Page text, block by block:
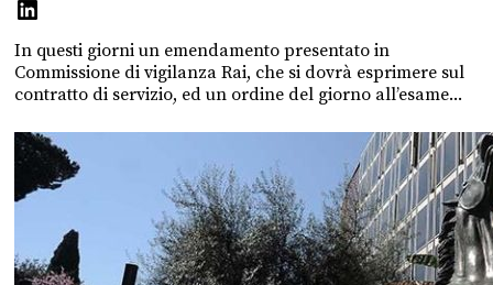
In questi giorni un emendamento presentato in
Commissione di vigilanza Rai, che si dovrà esprimere sul
contratto di servizio, ed un ordine del giorno all’esame...